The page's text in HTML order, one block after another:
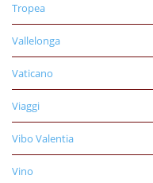
Tropea
Vallelonga
Vaticano
Viaggi
Vibo Valentia
Vino